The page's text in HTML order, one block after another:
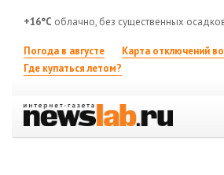
+16°C облачно, без существенных
Погода в августе Карта отключений
Где купаться летом?